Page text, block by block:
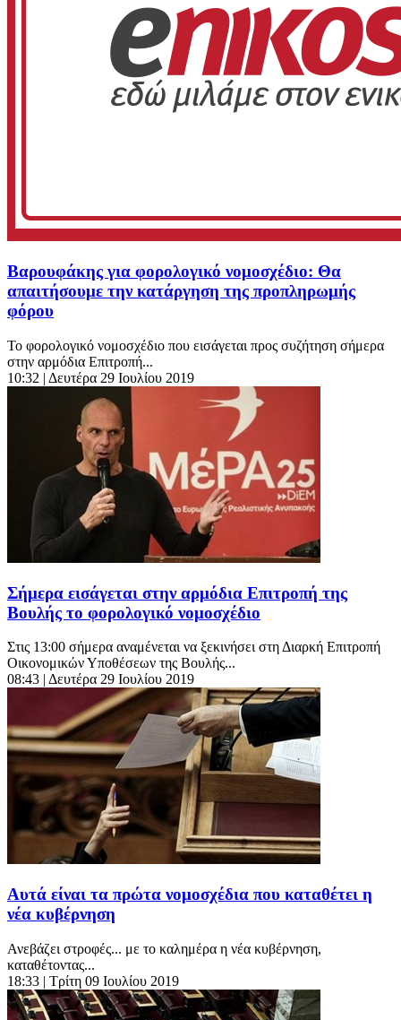
Βαρουφάκης για φορολογικό νομοσχέδιο: Θα
απαιτήσουμε την κατάργηση της προπληρωμής
φόρου
Το φορολογικό νομοσχέδιο που εισάγεται προς συζήτηση σήμερα
στην αρμόδια Επιτροπή...
10:32 | Δευτέρα 29 Ιουλίου 2019
Σήμερα εισάγεται στην αρμόδια Επιτροπή της
Βουλής το φορολογικό νομοσχέδιο
Στις 13:00 σήμερα αναμένεται να ξεκινήσει στη Διαρκή Επιτροπή
Οικονομικών Υποθέσεων της Βουλής...
08:43 | Δευτέρα 29 Ιουλίου 2019
Αυτά είναι τα πρώτα νομοσχέδια που καταθέτει η
νέα κυβέρνηση
Ανεβάζει στροφές... με το καλημέρα η νέα κυβέρνηση,
καταθέτοντας...
18:33 | Τρίτη 09 Ιουλίου 2019